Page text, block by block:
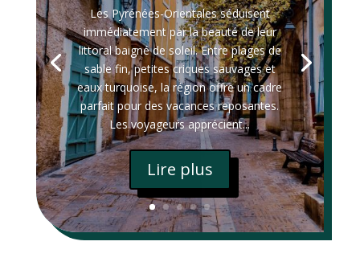
Les Pyrénées-Orientales séduisent
immédiatement par la beauté de leur
littoral baigné de soleil. Entre plages de
sable fin, petites criques sauvages et
eaux turquoise, la région offre un cadre
parfait pour des vacances reposantes.
Les voyageurs apprécient...
Lire plus